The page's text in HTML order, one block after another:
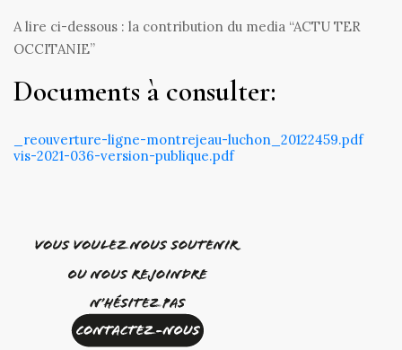
A lire ci-dessous : la contribution du media “ACTU TER
OCCITANIE”
Documents à consulter:
_reouverture-ligne-montrejeau-luchon_20122459.pdf
vis-2021-036-version-publique.pdf